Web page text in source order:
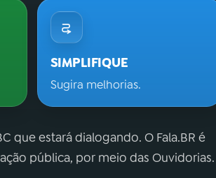
SIMPLIFIQUE
Sugira melhorias.
que estará dialogando. O Fala.BR é
pública, por meio das Ouvidorias.